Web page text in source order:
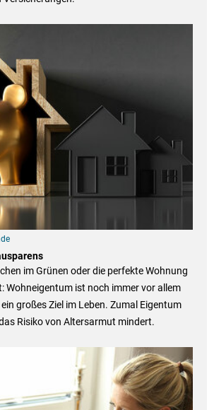
im Grünen oder die perfekte Wohnung
Wohneigentum ist noch immer vor allem
großes Ziel im Leben. Zumal Eigentum
Risiko von Altersarmut mindert.